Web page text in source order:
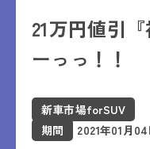
21万円値引
ーっっ！！
新車市場forSUV
期間
2021年01月04